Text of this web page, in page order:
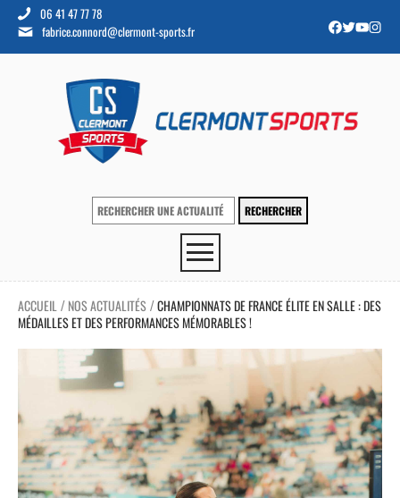
06 41 47 77 78
fabrice.connord@clermont-sports.fr
ACCUEIL / NOS ACTUALITÉS /CHAMPIONNATS DE FRANCE ÉLITE EN SALLE : DES
MÉDAILLES ET DES PERFORMANCES MÉMORABLES !